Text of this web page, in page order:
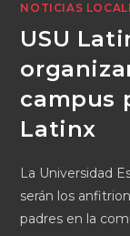
NOTICIAS
USU
campus
Latinx
La Universidad
serán los
padres en la